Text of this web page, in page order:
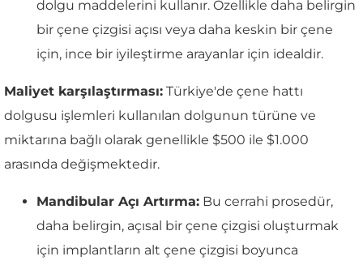
dolgu maddelerini kullanır. Özellikle daha belirgin
bir çene çizgisi açısı veya daha keskin bir çene
için, ince bir iyileştirme arayanlar için idealdir.
Maliyet karşılaştırması: Türkiye'de çene hattı
dolgusu işlemleri kullanılan dolgunun türüne ve
miktarına bağlı olarak genellikle $500 ile $1.000
arasında değişmektedir.
Mandibular Açı Artırma: Bu cerrahi prosedür,
daha belirgin, açısal bir çene çizgisi oluşturmak
için implantların alt çene çizgisi boyunca